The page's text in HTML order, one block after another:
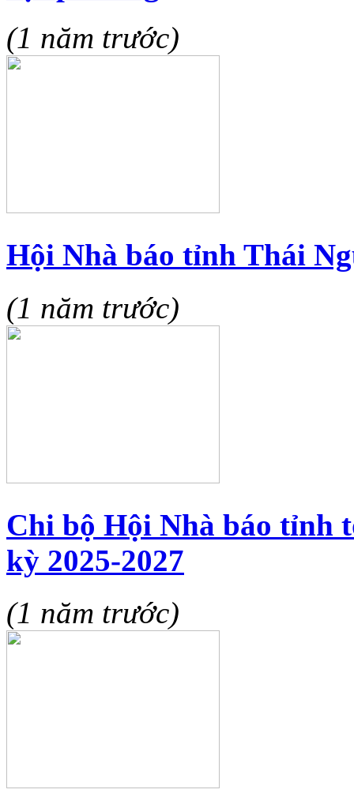
(1 năm trước)
Hội Nhà báo tỉnh Thái
(1 năm trước)
Chi bộ Hội Nhà báo tỉnh
kỳ 2025-2027
(1 năm trước)